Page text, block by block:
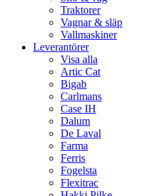
Traktorer
Vagnar & släp
Vallmaskiner
Leverantörer
Visa alla
Artic Cat
Bigab
Carlmans
Case IH
Dalum
De Laval
Farma
Ferris
Fogelsta
Flexitrac